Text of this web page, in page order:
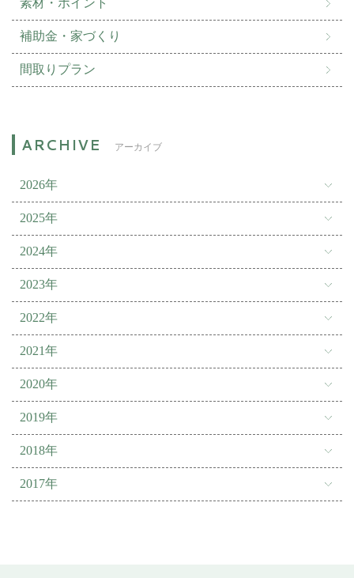
素材・ポイント
補助金・家づくり
間取りプラン
アーカイブ
2026年
2025年
2024年
2023年
2022年
2021年
2020年
2019年
2018年
2017年